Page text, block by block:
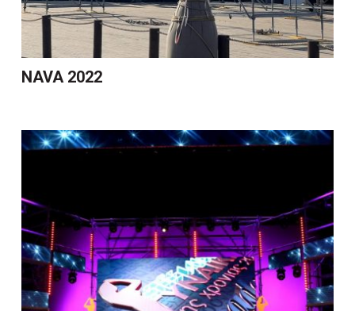
NAVA 2022